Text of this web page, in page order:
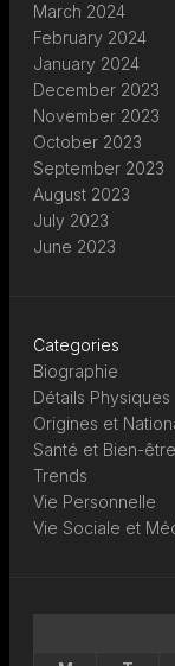
March 2024
February 2024
January 2024
December 2023
November 2023
October 2023
September 2023
August 2023
July 2023
June 2023
Categories
Biographie
Détails Physiques
Origines et
Santé et Bien-être
Trends
Vie Personnelle
Vie Sociale et